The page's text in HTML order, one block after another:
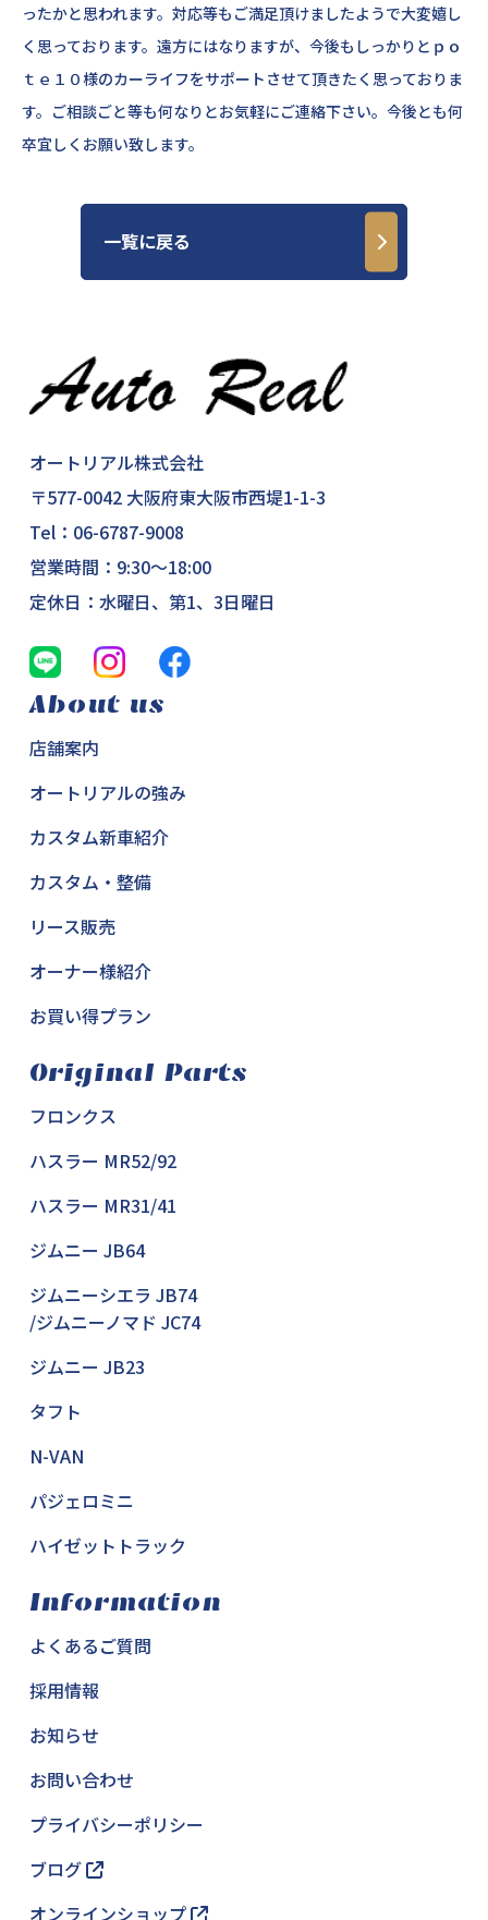
ったかと思われます。対応等もご満足頂けましたようで大変嬉し
く思っております。遠方にはなりますが、今後もしっかりとｐｏ
ｔｅ１０様のカーライフをサポートさせて頂きたく思っておりま
す。ご相談ごと等も何なりとお気軽にご連絡下さい。今後とも何
卒宜しくお願い致します。
一覧に戻る
オートリアル株式会社
〒577-0042 大阪府東大阪市西堤1-1-3
Tel： 06-6787-9008
営業時間：9:30～18:00
定休日：水曜日、第1、3日曜日
About us
店舗案内
オートリアルの強み
カスタム新車紹介
カスタム・整備
リース販売
オーナー様紹介
お買い得プラン
Original Parts
フロンクス
ハスラー MR52/92
ハスラー MR31/41
ジムニー JB64
ジムニーシエラ JB74
/ジムニーノマド JC74
ジムニー JB23
タフト
N-VAN
パジェロミニ
ハイゼットトラック
Information
よくあるご質問
採用情報
お知らせ
お問い合わせ
プライバシーポリシー
ブログ
オンラインショップ